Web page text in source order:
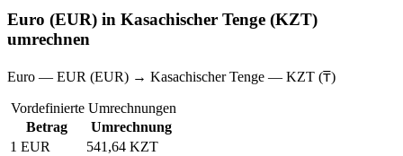
Euro (EUR) in Kasachischer Tenge (KZT)
umrechnen
Euro — EUR (EUR) → Kasachischer Tenge — KZT (₸)
Vordefinierte Umrechnungen
Betrag
Umrechnung
1 EUR
541,64 KZT